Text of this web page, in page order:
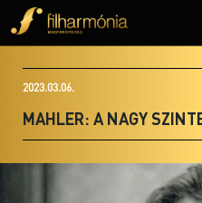
2023.03.06.
MAHLER: A NAGY